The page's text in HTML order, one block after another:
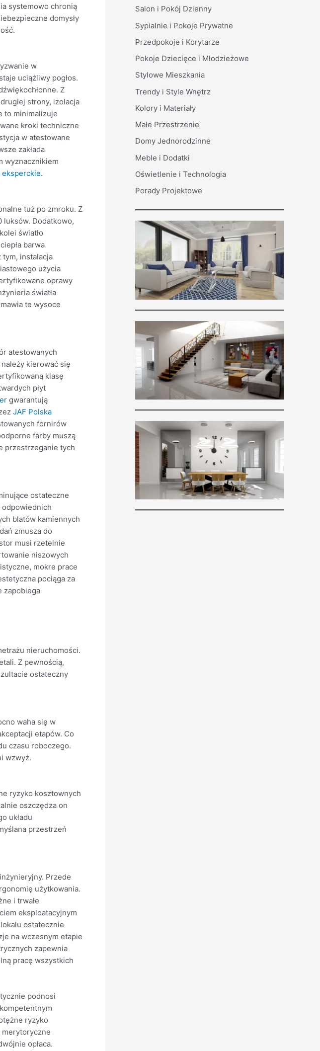
systemowo chronią
domysły
w
uciążliwy pogłos.
Z
strony, izolacja
to minimalizuje
kroki techniczne
w atestowane
zakłada
wyznacznikiem
.
tuż po zmroku. Z
luksów. Dodatkowo,
światło
barwa
tym, instalacja
użycia
oprawy
światła
te wysoce
atestowanych
kierować się
klasę
płyt
gwarantują
JAF Polska
fornirów
farby muszą
przestrzeganie tych
ostateczne
odpowiednich
blatów kamiennych
zmusza do
musi rzetelnie
niszowych
mokre prace
pociąga za
zapobiega
nieruchomości.
Z pewnością,
ostateczny
waha się w
etapów. Co
czasu roboczego.
wzwyż.
ryzyko kosztownych
oszczędza on
układu
przestrzeń
Przede
użytkowania.
i trwałe
eksploatacyjnym
ostatecznie
na wczesnym etapie
zapewnia
pracę wszystkich
podnosi
ryzyko
merytoryczne
opłaca.
Salon i Pokój Dzienny
Sypialnie i Pokoje Prywatne
Przedpokoje i Korytarze
Pokoje Dziecięce i Młodzieżowe
Stylowe Mieszkania
Trendy i Style Wnętrz
Kolory i Materiały
Małe Przestrzenie
Domy Jednorodzinne
Meble i Dodatki
Oświetlenie i Technologia
Porady Projektowe